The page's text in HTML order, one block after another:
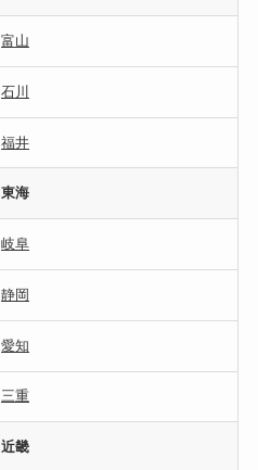
富山
石川
福井
東海
岐阜
静岡
愛知
三重
近畿